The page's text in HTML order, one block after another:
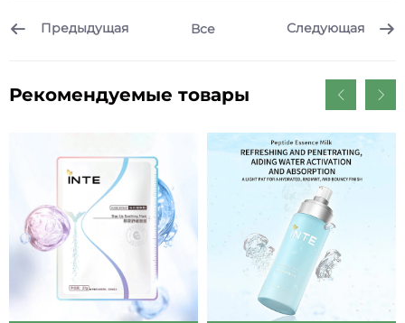
Предыдущая Все Следующая
Рекомендуемые товары